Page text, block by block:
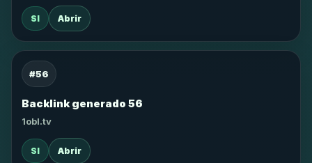
SI Abrir
#56
Backlink generado 56
1obl.tv
SI Abrir